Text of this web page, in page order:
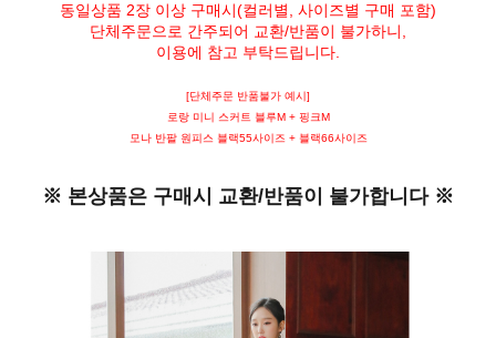
동일상품 2장 이상 구매시(컬러별, 사이즈별 구매 포함)
단체주문으로 간주되어 교환/반품이 불가하니,
이용에 참고 부탁드립니다.
[단체주문 반품불가 예시]
로랑 미니 스커트 블루M + 핑크M
모나 반팔 원피스 블랙55사이즈 + 블랙66사이즈
※ 본상품은 구매시 교환/반품이 불가합니다 ※